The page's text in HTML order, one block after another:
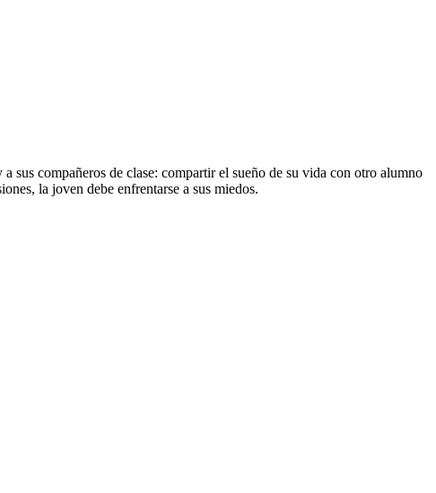
sus compañeros de clase: compartir el sueño de su vida con otro alumno
la joven debe enfrentarse a sus miedos.